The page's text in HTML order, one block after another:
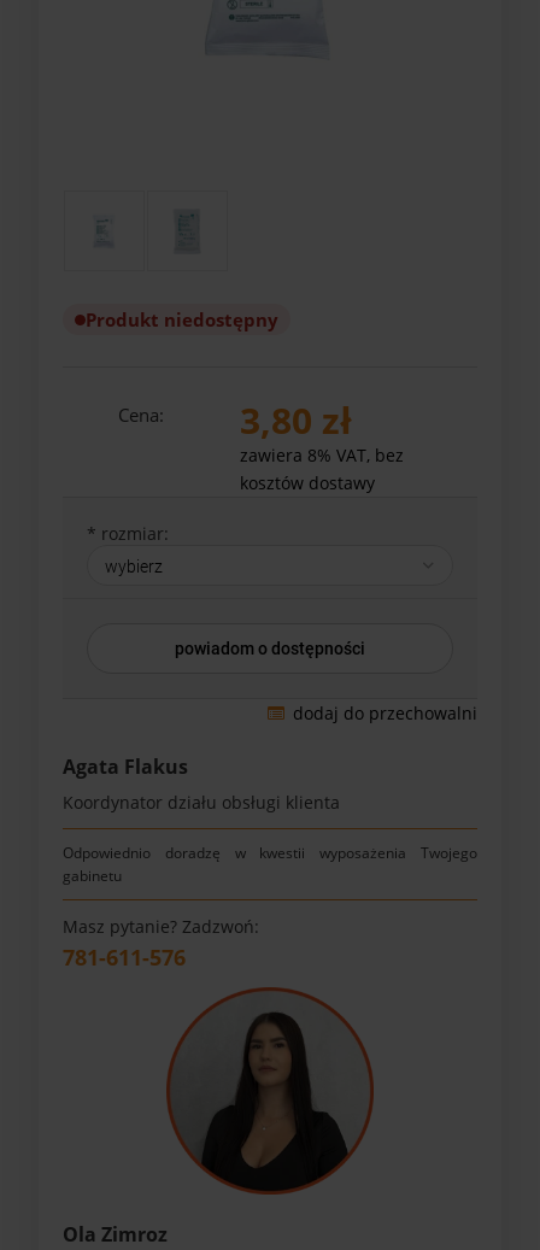
Produkt niedostępny
Cena: 3,80 zł
zawiera 8% VAT, bez
kosztów dostawy
* rozmiar:
powiadom o dostępności
dodaj do przechowalni
Agata Flakus
Koordynator działu obsługi klienta
Odpowiednio doradzę w kwestii wyposażenia Twojego
gabinetu
Masz pytanie? Zadzwoń:
781-611-576
Ola Zimroz